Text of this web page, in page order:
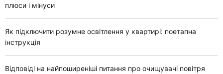
плюси і мінуси
Як підключити розумне освітлення у квартирі: поетапна
інструкція
Відповіді на найпоширеніші питання про очищувачі повітря